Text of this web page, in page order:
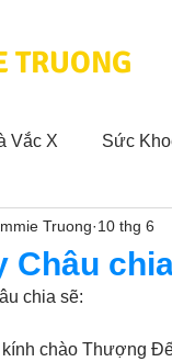
TRUONG
Vắc X Sức
đồng Trải
Châu
Truong 10 thg 6
chia sẽ:
chào Thượng